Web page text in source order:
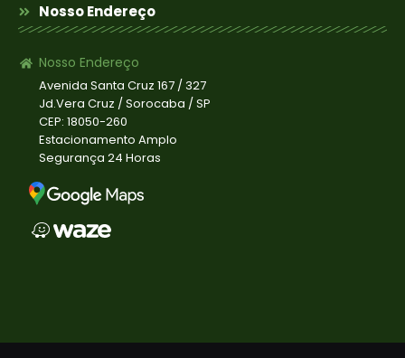
Nosso Endereço
Nosso Endereço
Avenida Santa Cruz 167 / 327
Jd.Vera Cruz / Sorocaba / SP
CEP: 18050-260
Estacionamento Amplo
Segurança 24 Horas